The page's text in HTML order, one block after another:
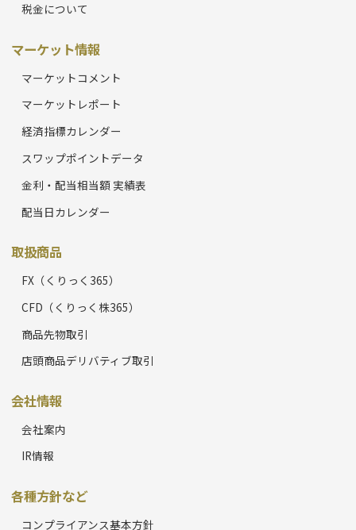
税金について
マーケット情報
マーケットコメント
マーケットレポート
経済指標カレンダー
スワップポイントデータ
金利・配当相当額 実績表
配当日カレンダー
取扱商品
FX（くりっく365）
CFD（くりっく株365）
商品先物取引
店頭商品デリバティブ取引
会社情報
会社案内
IR情報
各種方針など
コンプライアンス基本方針